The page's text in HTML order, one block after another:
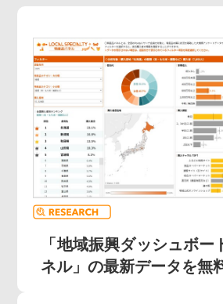
「地域振興ダッシュボ
ネル」の最新データを無